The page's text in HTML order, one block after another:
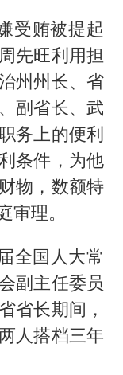
受贿被提起
先旺利用担
州州长、省
副省长、武
务上的便利
条件，为他
物，数额特
理。
全国人大常
副主任委员
省长期间，
人搭档三年